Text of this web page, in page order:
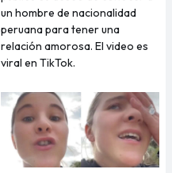
un hombre de nacionalidad
peruana para tener una
relación amorosa. El video es
viral en TikTok.